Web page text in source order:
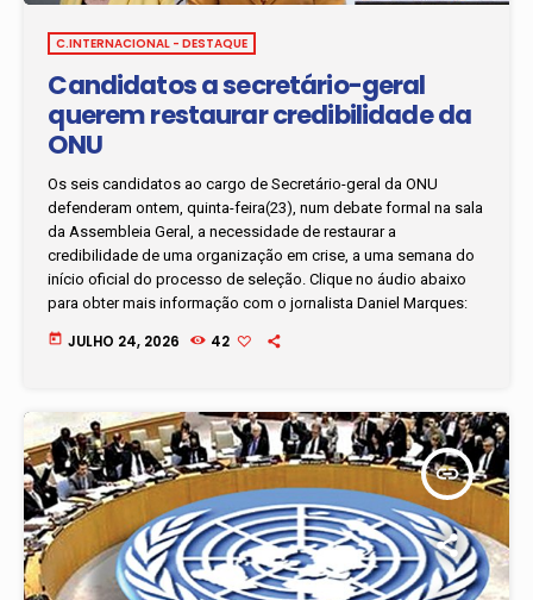
C.INTERNACIONAL - DESTAQUE
Candidatos a secretário-geral
querem restaurar credibilidade da
ONU
Os seis candidatos ao cargo de Secretário-geral da ONU
defenderam ontem, quinta-feira(23), num debate formal na sala
da Assembleia Geral, a necessidade de restaurar a
credibilidade de uma organização em crise, a uma semana do
início oficial do processo de seleção. Clique no áudio abaixo
para obter mais informação com o jornalista Daniel Marques:
today JULHO 24, 2026 42
insert_link